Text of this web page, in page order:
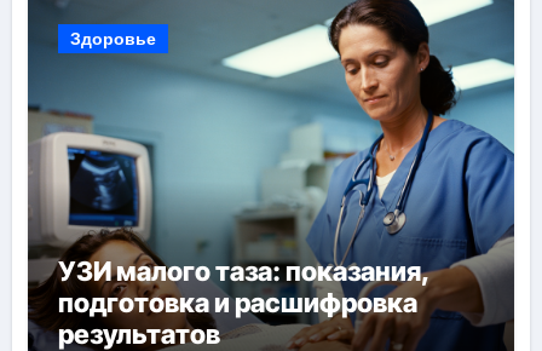
Здоровье
УЗИ малого таза: показания,
подготовка и расшифровка
результатов